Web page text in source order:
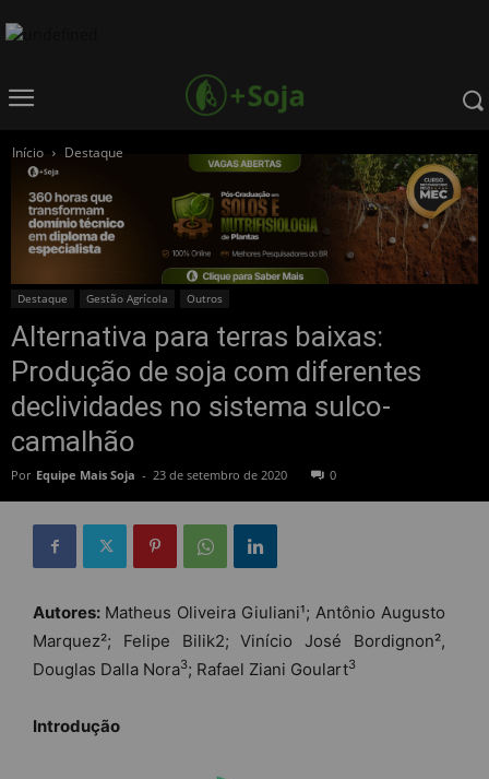
Início Destaque
Destaque Gestão Agrícola Outros
Alternativa para terras baixas:
Produção de soja com diferentes
declividades no sistema sulco-
camalhão
Por Equipe Mais Soja - 23 de setembro de 2020 0
Autores: Matheus Oliveira Giuliani¹; Antônio Augusto
Marquez²; Felipe Bilik2; Vinício José Bordignon²,
Douglas Dalla Nora3; Rafael Ziani Goulart3
Introdução